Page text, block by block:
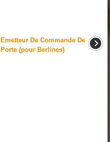
Emetteur De Commande De
Porte (pour Berlines)